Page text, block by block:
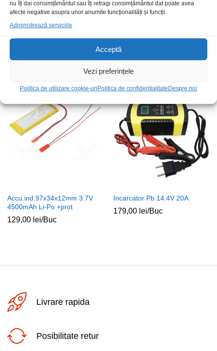
nu îți dai consimțământul sau îți retragi consimțământul dat poate avea
afecte negative asupra unor anumite funcționalități și funcții.
Administrează serviciile
Acceptă
Vezi preferințele
Politica de utilizare cookie-uri Politica de confidentialitate Despre noi
Acumulator industrial
16x18mm 3.6V 80mAh Ni-MH
3pini
Accu.Pb.6V 4.2Ah TED
39,00
Accu.ind.97x34x12mm 3.7V
4500mAh Li-Po +prot
129,00 lei/Buc
Incarcator Pb 14.4V 20A
179,00 lei/Buc
Livrare rapida
Posibilitate retur